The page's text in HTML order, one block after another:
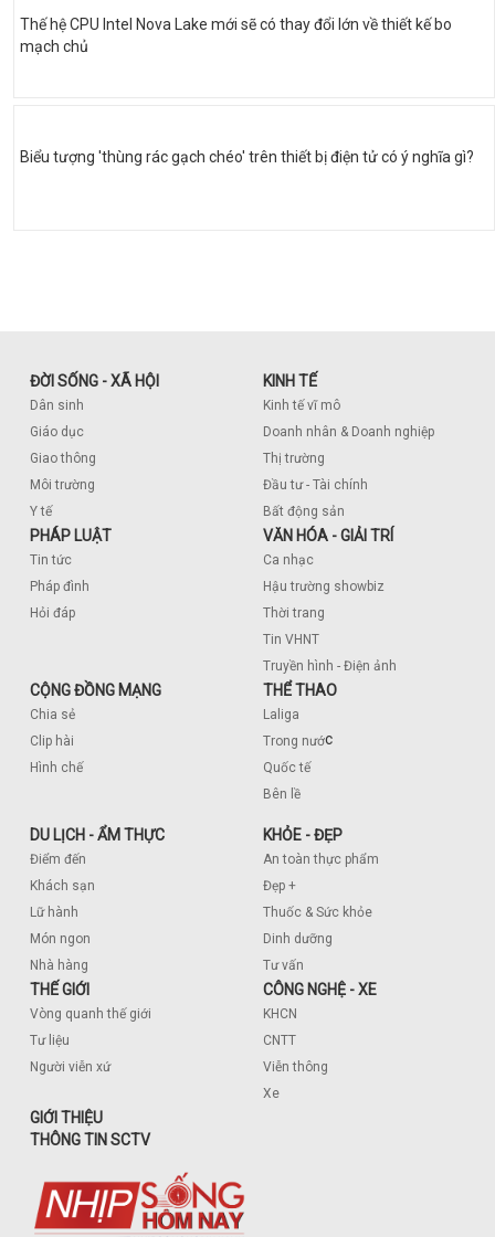
Thế hệ CPU Intel Nova Lake mới sẽ có thay đổi lớn về thiết kế bo
mạch chủ
Biểu tượng 'thùng rác gạch chéo' trên thiết bị điện tử có ý nghĩa gì?
ĐỜI SỐNG - XÃ HỘI
Dân sinh
Giáo dục
Giao thông
Môi trường
Y tế
KINH TẾ
Kinh tế vĩ mô
Doanh nhân & Doanh nghiệp
Thị trường
Đầu tư - Tài chính
Bất động sản
PHÁP LUẬT
Tin tức
Pháp đình
Hỏi đáp
VĂN HÓA - GIẢI TRÍ
Ca nhạc
Hậu trường showbiz
Thời trang
Tin VHNT
Truyền hình - Điện ảnh
CỘNG ĐỒNG MẠNG
Chia sẻ
Clip hài
Hình chế
THỂ THAO
Laliga
Trong nước
Quốc tế
Bên lề
DU LỊCH - ẨM THỰC
Điểm đến
Khách sạn
Lữ hành
Món ngon
Nhà hàng
KHỎE - ĐẸP
An toàn thực phẩm
Đẹp +
Thuốc & Sức khỏe
Dinh dưỡng
Tư vấn
THẾ GIỚI
Vòng quanh thế giới
Tư liệu
Người viễn xứ
CÔNG NGHỆ - XE
KHCN
CNTT
Viễn thông
Xe
GIỚI THIỆU
THÔNG TIN SCTV